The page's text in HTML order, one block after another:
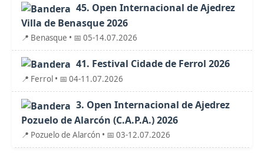
45. Open Internacional de Ajedrez
Villa de Benasque 2026
📍 Benasque • 📅 05-14.07.2026
41. Festival Cidade de Ferrol 2026
📍 Ferrol • 📅 04-11.07.2026
3. Open Internacional de Ajedrez
Pozuelo de Alarcón (C.A.P.A.) 2026
📍 Pozuelo de Alarcón • 📅 03-12.07.2026